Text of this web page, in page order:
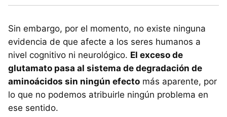
Sin embargo, por el momento, no existe ninguna
evidencia de que afecte a los seres humanos a
nivel cognitivo ni neurológico. El exceso de
glutamato pasa al sistema de degradación de
aminoácidos sin ningún efecto más aparente, por
lo que no podemos atribuirle ningún problema en
ese sentido.